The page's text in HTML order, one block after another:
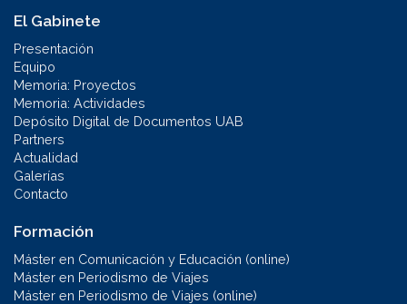
El Gabinete
Presentación
Equipo
Memoria: Proyectos
Memoria: Actividades
Depósito Digital de Documentos UAB
Partners
Actualidad
Galerías
Contacto
Formación
Máster en Comunicación y Educación (online)
Máster en Periodismo de Viajes
Máster en Periodismo de Viajes (online)